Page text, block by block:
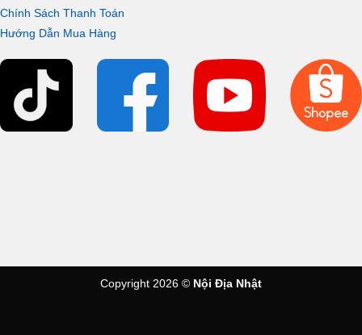
Chính Sách Thanh Toán
Hướng Dẫn Mua Hàng
Copyright 2026 © Nội Địa Nhật